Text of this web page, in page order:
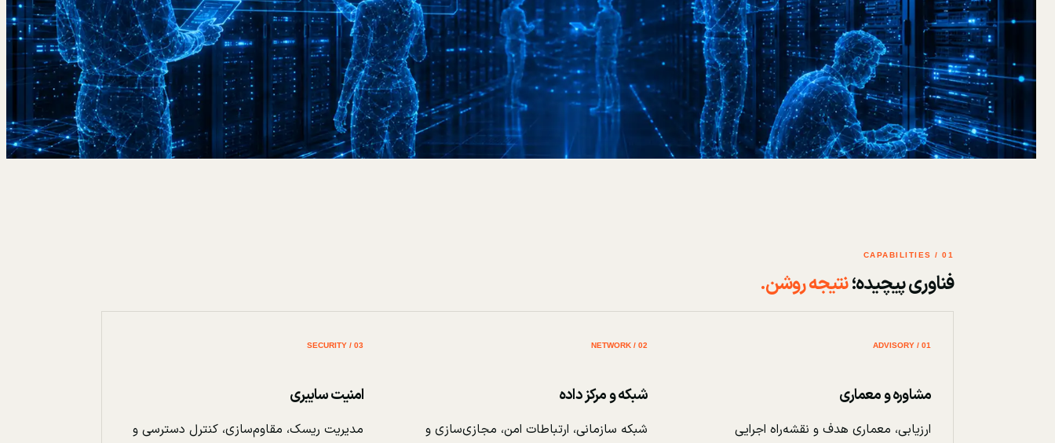
01 / CAPABILITIES
فناوری پیچیده؛نتیجه روشن.
01 / ADVISORY
مشاوره و معماری
ارزیابی، معماری هدف و نقشه‌راه اجرایی
02 / NETWORK
شبکه و مرکز داده
شبکه سازمانی، ارتباطات امن، مجازی‌سازی و
03 / SECURITY
امنیت سایبری
مدیریت ریسک، مقاوم‌سازی، کنترل دسترسی و